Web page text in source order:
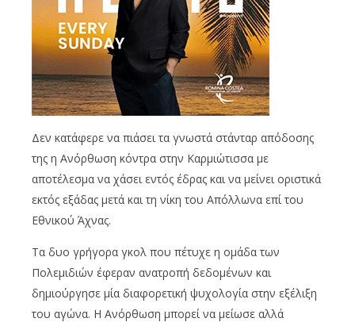
Δεν κατάφερε να πιάσει τα γνωστά στάνταρ απόδοσης
της η Ανόρθωση κόντρα στην Καρμιώτισσα με
αποτέλεσμα να χάσει εντός έδρας και να μείνει οριστικά
εκτός εξάδας μετά και τη νίκη του Απόλλωνα επί του
Εθνικού Άχνας.
Τα δυο γρήγορα γκολ που πέτυχε η ομάδα των
Πολεμιδιών έφεραν ανατροπή δεδομένων και
δημιούργησε μία διαφορετική ψυχολογία στην εξέλιξη
του αγώνα. Η Ανόρθωση μπορεί να μείωσε αλλά